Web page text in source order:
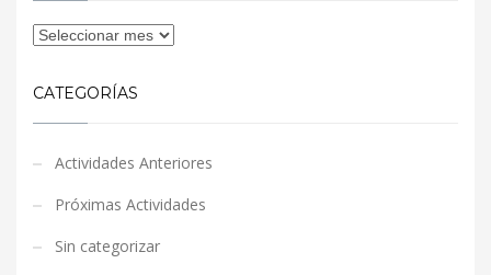
CATEGORÍAS
Actividades Anteriores
Próximas Actividades
Sin categorizar